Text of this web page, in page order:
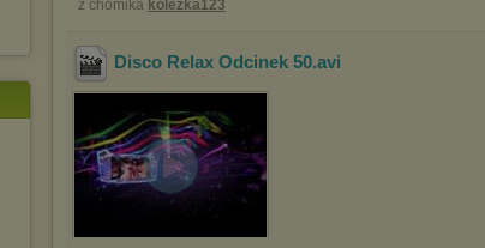
z chomika kolezka123
Disco Relax Odcinek 50.avi